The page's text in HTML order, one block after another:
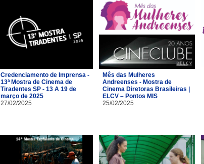
Credenciamento de Imprensa -
13ª Mostra de Cinema de
Tiradentes SP - 13 A 19 de
março de 2025
27/02/2025
Mês das Mulheres
Andreenses - Mostra de
Cinema Diretoras Brasileiras |
ELCV – Pontos MIS
25/02/2025